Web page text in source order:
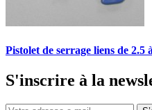
Pistolet de serrage liens de 2.5
S'inscrire à la